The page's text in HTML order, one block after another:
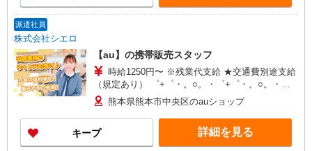
派遣社員
株式会社シエロ
【au】の携帯販売スタッフ
時給1250円〜 ※残業代支給 ★交通費別途支給
（規定あり） ゜+゜・。○。・゜+゜・。○。・゜
+゜ 入社祝い金10万円支給(規定有) お友達を紹介
頂くと, インセンティブ支給(規定有) ★月2回払
い・週払い可能（規程有）★ ゜・。○。・゜
+゜・。○。・゜+゜
熊本県熊本市中央区のauショップ
キープ 詳細を見る